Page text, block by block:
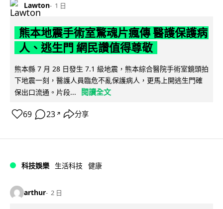
Lawton 1 日
熊本地震手術室驚魂片瘋傳 醫護保護病
人、逃生門 網民讚值得尊敬
熊本縣 7 月 28 日發生 7.1 級地震，熊本綜合醫院手術室鏡頭拍
下地震一刻，醫護人員臨危不亂保護病人，更馬上開逃生門確
保出口流通。片段...
閱讀全文
69 23 ↗ 分享
科技娛樂 生活科技 健康
arthur 2 日